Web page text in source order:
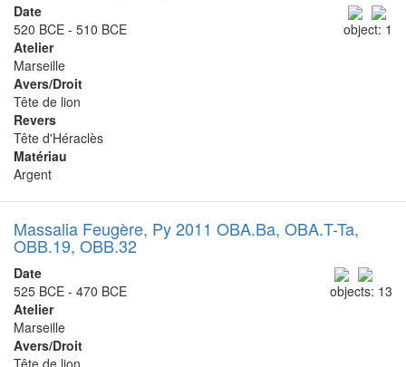
object: 1
Date
520 BCE - 510 BCE
Atelier
Marseille
Avers/Droit
Tête de lion
Revers
Tête d'Héraclès
Matériau
Argent
Massalia Feugère, Py 2011 OBA.Ba, OBA.T-Ta,
OBB.19, OBB.32
objects: 13
Date
525 BCE - 470 BCE
Atelier
Marseille
Avers/Droit